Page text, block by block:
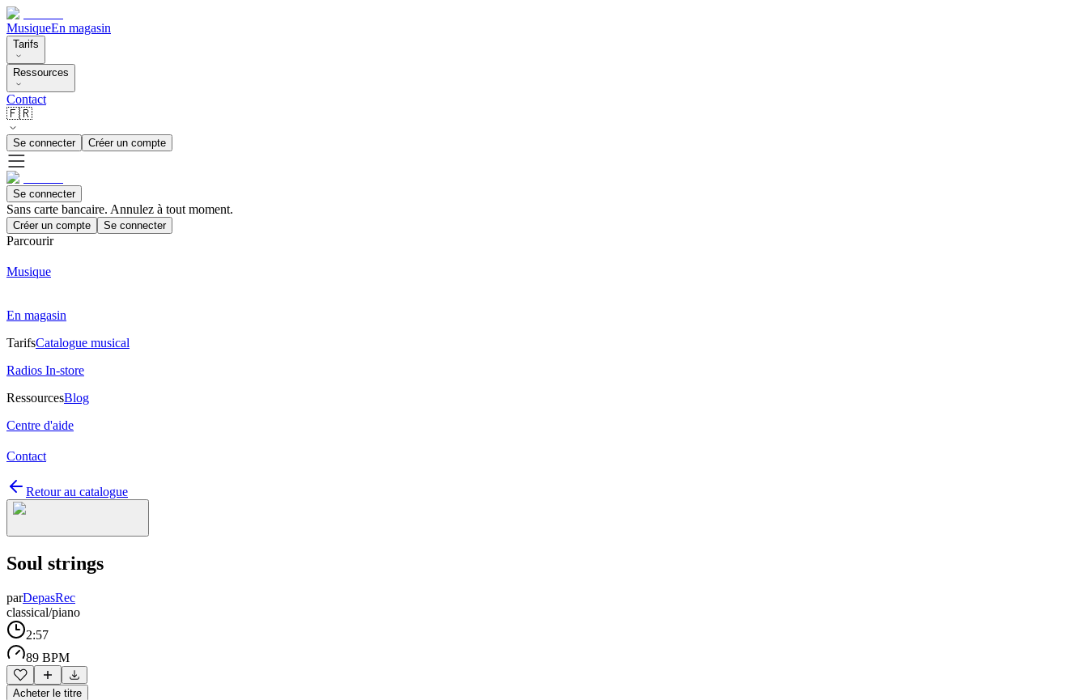
MusiqueEn magasin
Tarifs
Ressources
Contact
🇫🇷
Se connecter Créer un compte
Se connecter
Sans carte bancaire. Annulez à tout moment.
Créer un compte Se connecter
Parcourir
Musique
En magasin
TarifsCatalogue musical
Radios In-store
RessourcesBlog
Centre d'aide
Contact
Retour au catalogue
Soul strings
parDepasRec
classical/piano
2:57
89 BPM
Acheter le titre